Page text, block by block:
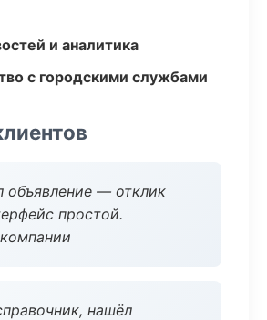
и аналитика
с городскими службами
объявление — отклик
простой.
нашёл